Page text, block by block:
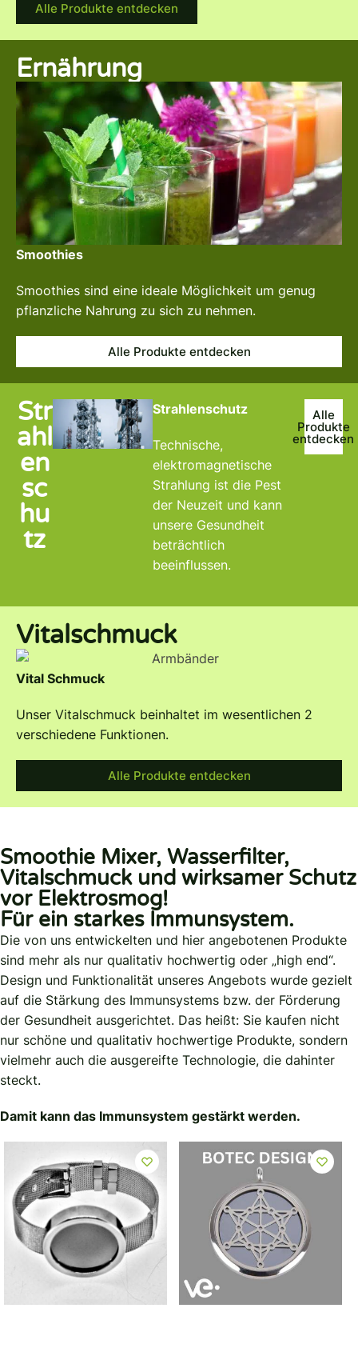
Alle Produkte entdecken
Ernährung
Smoothies
Smoothies sind eine ideale Möglichkeit um genug
pflanzliche Nahrung zu sich zu nehmen.
Alle Produkte entdecken
Str
ahl
en
sc
hu
tz
Strahlenschutz
Technische,
elektromagnetische
Strahlung ist die Pest
der Neuzeit und kann
unsere Gesundheit
beträchtlich
beeinflussen.
Alle
Produkte
entdecken
Vitalschmuck
Vital Schmuck
Unser Vitalschmuck beinhaltet im wesentlichen 2
verschiedene Funktionen.
Alle Produkte entdecken
Smoothie Mixer, Wasserfilter,
Vitalschmuck und wirksamer Schutz
vor Elektrosmog!
Für ein starkes Immunsystem.
Die von uns entwickelten und hier angebotenen Produkte
sind mehr als nur qualitativ hochwertig oder „high end“.
Design und Funktionalität unseres Angebots wurde gezielt
auf die Stärkung des Immunsystems bzw. der Förderung
der Gesundheit ausgerichtet. Das heißt: Sie kaufen nicht
nur schöne und qualitativ hochwertige Produkte, sondern
vielmehr auch die ausgereifte Technologie, die dahinter
steckt.
Damit kann das Immunsystem gestärkt werden.